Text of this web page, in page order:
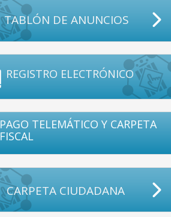
TABLÓN DE ANUNCIOS
REGISTRO ELECTRÓNICO
PAGO TELEMÁTICO Y CARPETA
FISCAL
CARPETA CIUDADANA